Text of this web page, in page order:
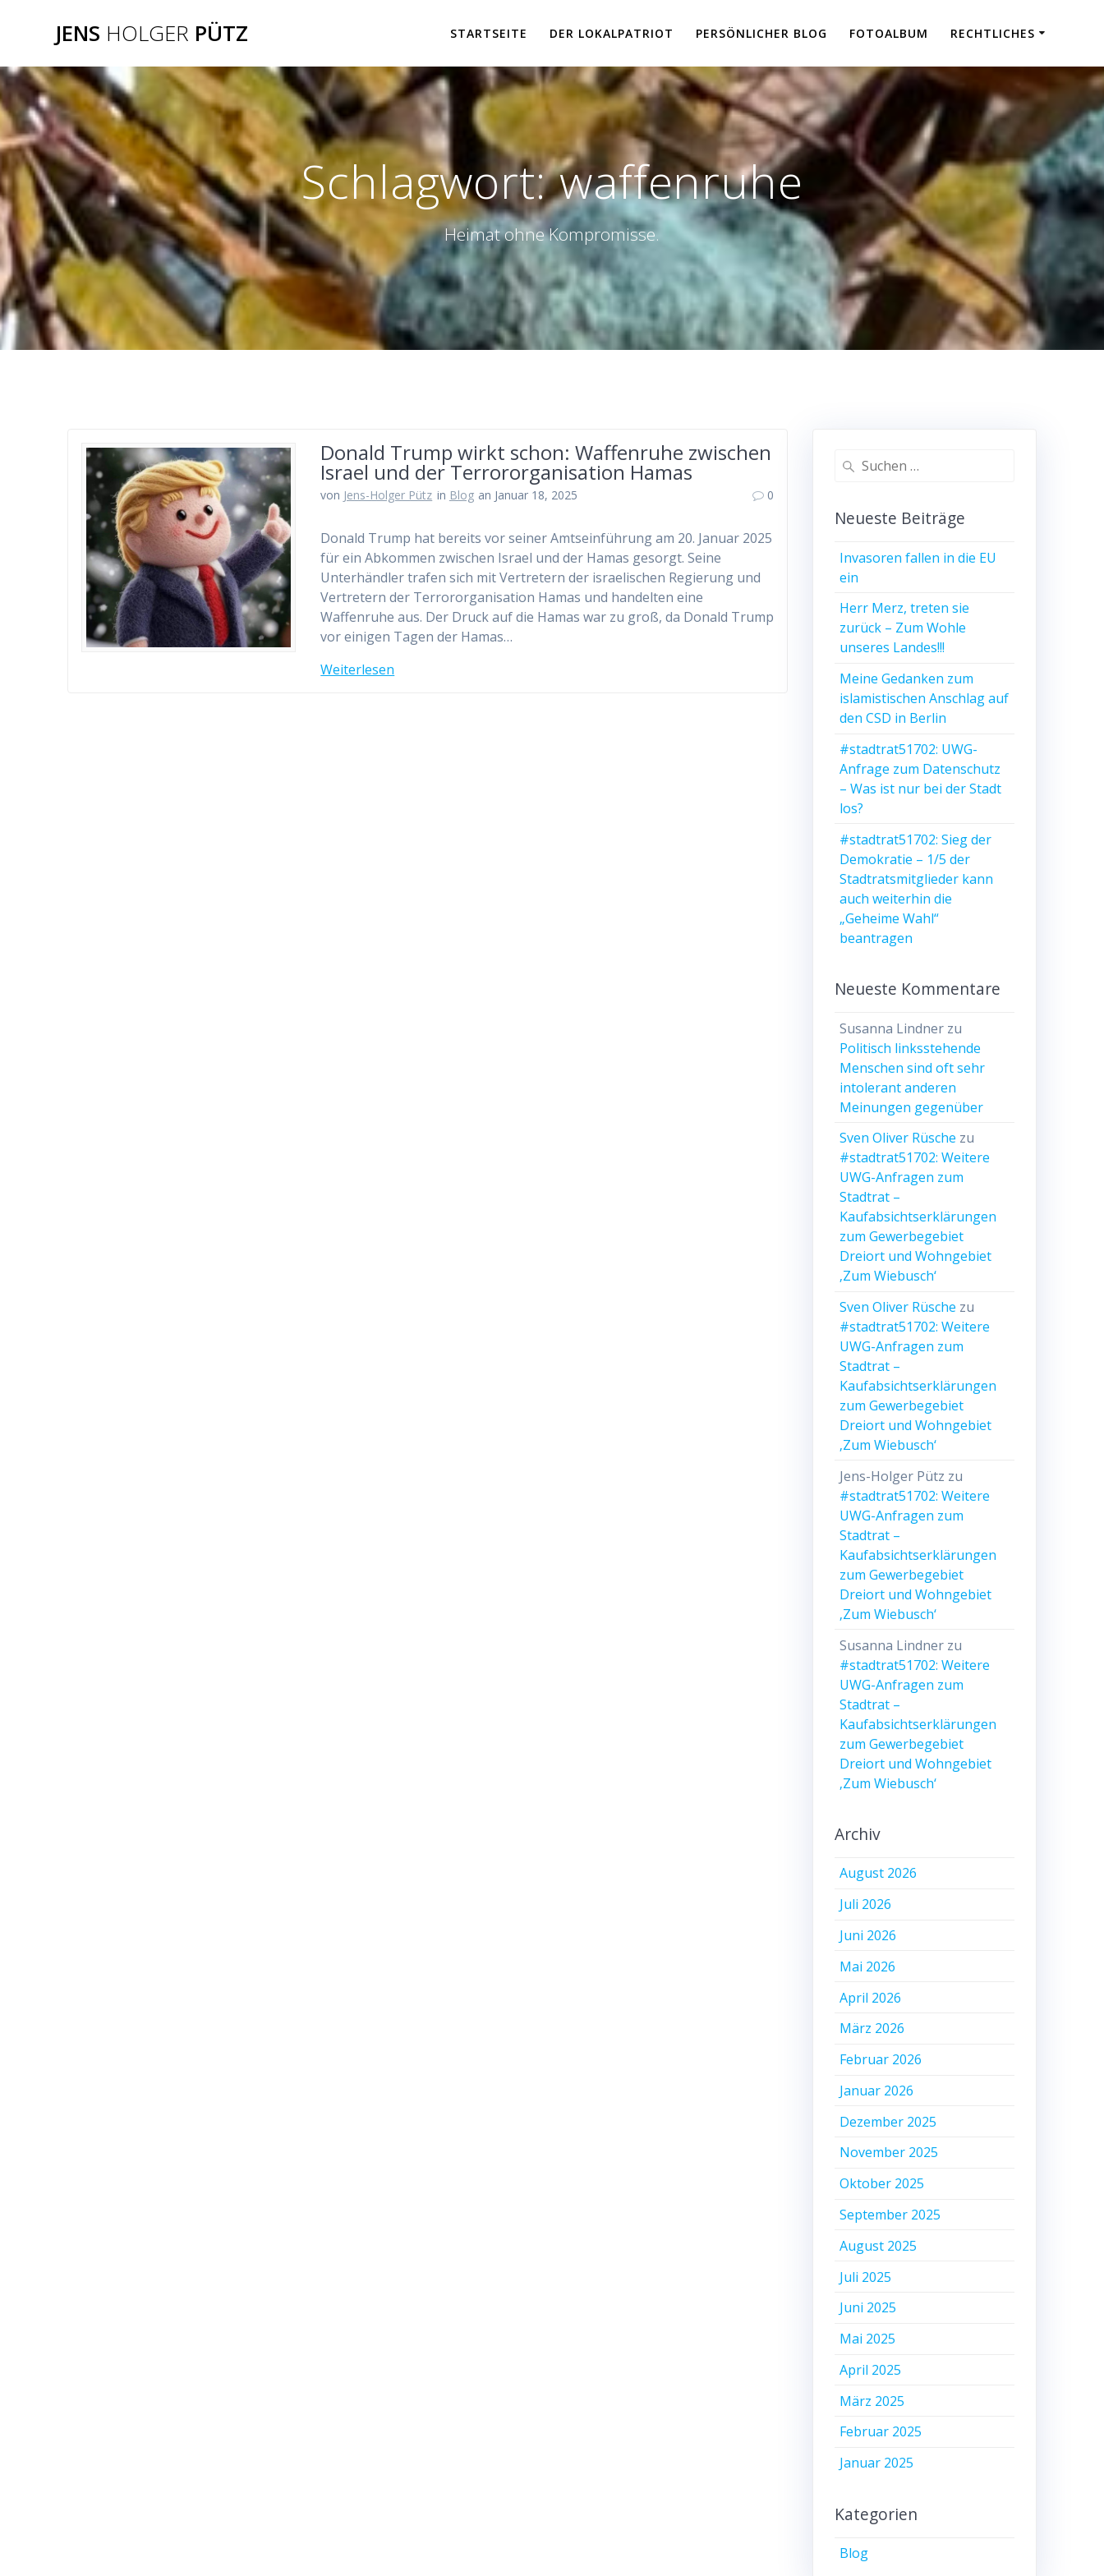
springen
JENS HOLGER PÜTZ STARTSEITE DER LOKALPATRIOT PERSÖNLICHER BLOG FOTOALBUM RECHTLICHES
Schlagwort:waffenruhe
Heimat ohne Kompromisse.
Donald Trump wirkt schon: Waffenruhe zwischen
Israel und der Terrororganisation Hamas
von Jens-Holger Pütz in Blog an Januar 18, 2025 0
Donald Trump hat bereits vor seiner Amtseinführung am 20. Januar 2025
für ein Abkommen zwischen Israel und der Hamas gesorgt. Seine
Unterhändler trafen sich mit Vertretern der israelischen Regierung und
Vertretern der Terrororganisation Hamas und handelten eine
Waffenruhe aus. Der Druck auf die Hamas war zu groß, da Donald Trump
vor einigen Tagen der Hamas…
Weiterlesen
Suchen
Neueste Beiträge
Invasoren fallen in die EU
ein
Herr Merz, treten sie
zurück – Zum Wohle
unseres Landes!!!
Meine Gedanken zum
islamistischen Anschlag auf
den CSD in Berlin
#stadtrat51702: UWG-
Anfrage zum Datenschutz
– Was ist nur bei der Stadt
los?
#stadtrat51702: Sieg der
Demokratie – 1/5 der
Stadtratsmitglieder kann
auch weiterhin die
„Geheime Wahl“
beantragen
Neueste Kommentare
Susanna Lindner zu
Politisch linksstehende
Menschen sind oft sehr
intolerant anderen
Meinungen gegenüber
Sven Oliver Rüsche zu
#stadtrat51702: Weitere
UWG-Anfragen zum
Stadtrat –
Kaufabsichtserklärungen
zum Gewerbegebiet
Dreiort und Wohngebiet
‚Zum Wiebusch‘
Sven Oliver Rüsche zu
#stadtrat51702: Weitere
UWG-Anfragen zum
Stadtrat –
Kaufabsichtserklärungen
zum Gewerbegebiet
Dreiort und Wohngebiet
‚Zum Wiebusch‘
Jens-Holger Pütz zu
#stadtrat51702: Weitere
UWG-Anfragen zum
Stadtrat –
Kaufabsichtserklärungen
zum Gewerbegebiet
Dreiort und Wohngebiet
‚Zum Wiebusch‘
Susanna Lindner zu
#stadtrat51702: Weitere
UWG-Anfragen zum
Stadtrat –
Kaufabsichtserklärungen
zum Gewerbegebiet
Dreiort und Wohngebiet
‚Zum Wiebusch‘
Archiv
August 2026
Juli 2026
Juni 2026
Mai 2026
April 2026
März 2026
Februar 2026
Januar 2026
Dezember 2025
November 2025
Oktober 2025
September 2025
August 2025
Juli 2025
Juni 2025
Mai 2025
April 2025
März 2025
Februar 2025
Januar 2025
Kategorien
Blog